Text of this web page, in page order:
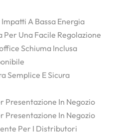
A Bassa Energia
Per Una Facile Regolazione
Schiuma Inclusa
Semplice E Sicura
Presentazione In Negozio
Presentazione In Negozio
Per I Distributori